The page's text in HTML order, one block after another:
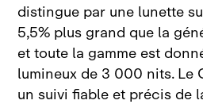
distingue par une lunette
5,5% plus grand que la
et toute la gamme est
lumineux de 3 000 nits. Le
un suivi fiable et précis de